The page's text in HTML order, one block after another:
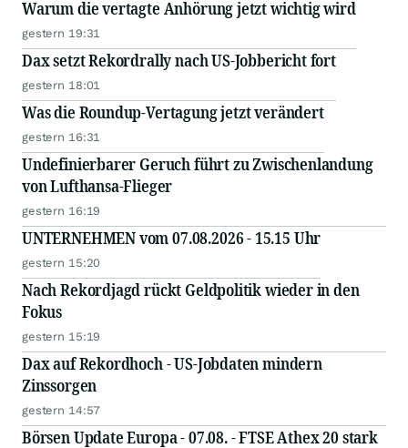
Warum die vertagte Anhörung jetzt wichtig wird
gestern 19:31
Dax setzt Rekordrally nach US-Jobbericht fort
gestern 18:01
Was die Roundup-Vertagung jetzt verändert
gestern 16:31
Undefinierbarer Geruch führt zu Zwischenlandung
von Lufthansa-Flieger
gestern 16:19
UNTERNEHMEN vom 07.08.2026 - 15.15 Uhr
gestern 15:20
Nach Rekordjagd rückt Geldpolitik wieder in den
Fokus
gestern 15:19
Dax auf Rekordhoch - US-Jobdaten mindern
Zinssorgen
gestern 14:57
Börsen Update Europa - 07.08. - FTSE Athex 20 stark